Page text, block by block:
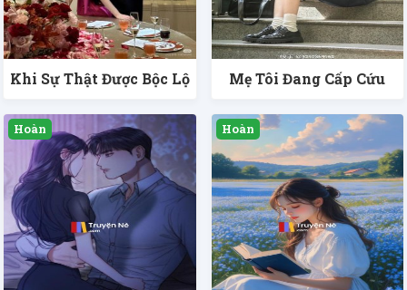
Khi Sự Thật Được Bộc Lộ Mẹ Tôi Đang Cấp Cứu